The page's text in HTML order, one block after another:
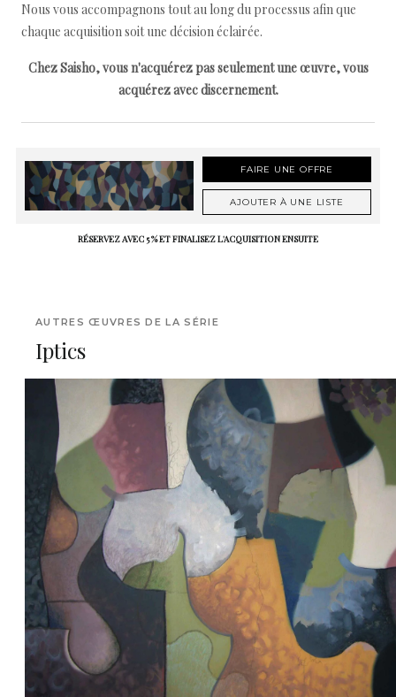
Nous vous accompagnons tout au long du processus afin que
chaque acquisition soit une décision éclairée.
Chez Saisho, vous n'acquérez pas seulement une œuvre, vous
acquérez avec discernement.
FAIRE UNE OFFRE
AJOUTER À UNE LISTE
RÉSERVEZ AVEC 5 % ET FINALISEZ L'ACQUISITION ENSUITE
AUTRES ŒUVRES DE LA SÉRIE
Iptics